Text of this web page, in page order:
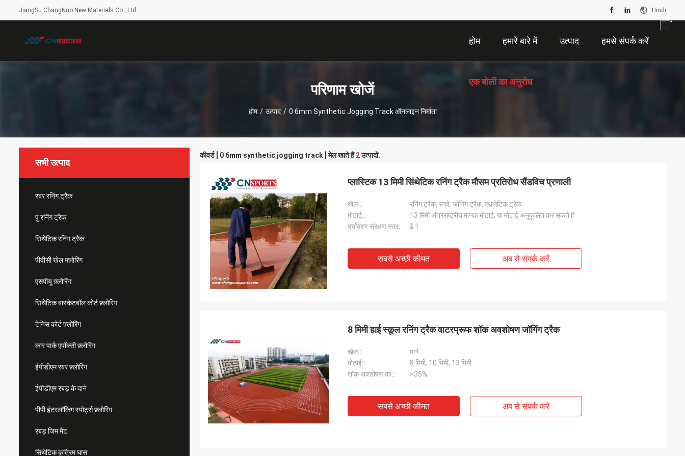
JiangSu ChangNuo New Materials Co., Ltd. Hindi
होम हमारे बारे में उत्पाद हमसे संपर्क करें
एक बोली का अनुरोध
परिणाम खोजें
होम / उत्पाद / 0 6mm Synthetic Jogging Track ऑनलाइन निर्माता
सभी उत्पाद
रबर रनिंग ट्रैक
पु रनिंग ट्रैक
सिंथेटिक रनिंग ट्रैक
पीवीसी खेल फ़्लोरिंग
एसपीयू फ़्लोरिंग
सिंथेटिक बास्केटबॉल कोर्ट फ़्लोरिंग
टेनिस कोर्ट फ़्लोरिंग
कार पार्क एपॉक्सी फ़्लोरिंग
ईपीडीएम रबर फ़्लोरिंग
ईपीडीएम रबड़ के दाने
पीपी इंटरलॉकिंग स्पोर्ट्स फ़्लोरिंग
रबड़ जिम मैट
सिंथेटिक कृत्रिम घास
कीवर्ड [ 0 6mm synthetic jogging track ] मेल खाते हैं2उत्पादों.
प्लास्टिक 13 मिमी सिंथेटिक रनिंग ट्रैक मौसम प्रतिरोध सैंडविच प्रणाली
खेलः:
रनिंग ट्रैक, रनवे, जॉगिंग ट्रैक, एथलेटिक ट्रैक
मोटाई::
13 मिमी अंतरराष्ट्रीय मानक मोटाई, या मोटाई अनुकूलित कर सकते हैं
पर्यावरण संरक्षण स्तर:
ई 1
सबसे अच्छी कीमत अब से संपर्क करें
8 मिमी हाई स्कूल रनिंग ट्रैक वाटरप्रूफ शॉक अवशोषण जॉगिंग ट्रैक
खेलः:
मार्ग
मोटाई::
8 मिमी, 10 मिमी, 13 मिमी
शॉक अवशोषण दर::
>35%
सबसे अच्छी कीमत अब से संपर्क करें